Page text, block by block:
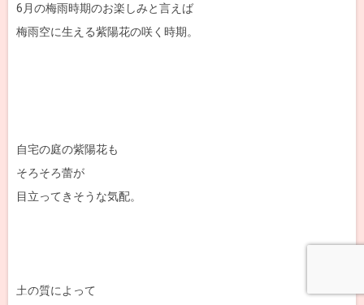
6月の梅雨時期のお楽しみと言えば
梅雨空に生える紫陽花の咲く時期。
自宅の庭の紫陽花も
そろそろ蕾が
目立ってきそうな気配。
土の質によって
メニュー